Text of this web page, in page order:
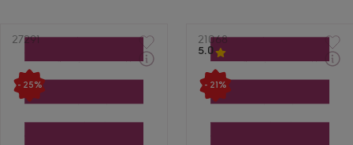
Артикул
27291
- 25%
Через 1-2 дня
Коньяк
Камю VSOP в
подарочной коробке
Артикул
21068
5.0
- 21%
Через 1-2 дня
Коньяк
Камю Иль де Ре Файн
Айланд в подарочной